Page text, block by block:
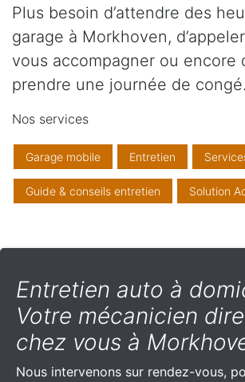
Plus besoin d’attendre des
garage à Morkhoven,
vous accompagner ou encore
prendre une journée de congé.
Nos services
Garage mobile Entretien
Guide & conseils entretien Solution
Entretien auto à
Votre mécanicien
chez vous à
Nous intervenons sur rendez-vous,